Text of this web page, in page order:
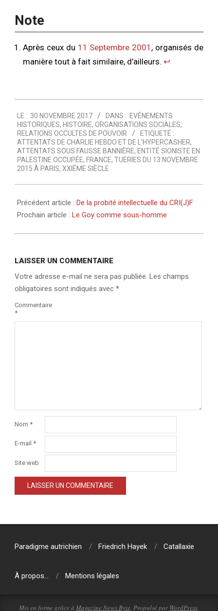
Note
Après ceux du 1 1 Septembre 2001 , organisés de
manière tout à fait similaire, d’ailleurs. ↩︎
11-
30
LE : 30 NOVEMBRE 2017 DANS : EVÉNEMENTS
HISTORIQUES, HISTOIRE, ORGANISATIONS SOCIALES,
RELATIONS OCCULTES DE POUVOIR
ETIQUETÉ :
ATTENTATS DE CHARLIE HEBDO ET DE L'HYPERCASHER,
ATTENTATS SOUS FAUSSE BANNIÈRE, ENTITÉ SIONISTE EN
PALESTINE OCCUPÉE, FRANCE, TUERIES DU 13 NOVEMBRE
2015 À PARIS, XXIÈME SIÈCLE
Précédent article : De la probité intellectuelle du CRI(J)F
Prochain article : Le Goy comme sous-homme
LAISSER UN COMMENTAIRE
Votre adresse e-mail ne sera pas publiée. Les champs
obligatoires sont indiqués avec *
Commentaire
*
Nom *
E-mail *
Site web
Paradigme autrichien Friedrich Hayek Catallaxie
À propos… Mentions légales
Mis en forme grâce à Magazine News Byte. Propulsé par WordPress.